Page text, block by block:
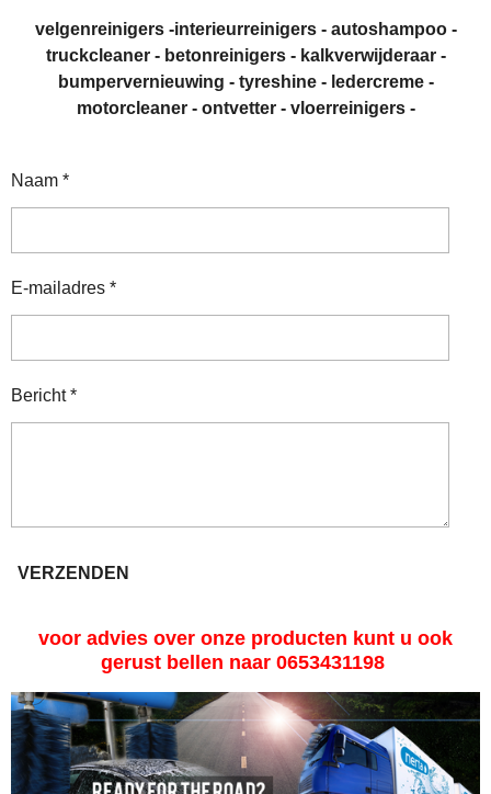
velgenreinigers -interieurreinigers - autoshampoo -
truckcleaner - betonreinigers - kalkverwijderaar -
bumpervernieuwing - tyreshine - ledercreme -
motorcleaner - ontvetter - vloerreinigers -
Naam *
E-mailadres *
Bericht *
VERZENDEN
voor advies over onze producten kunt u ook
gerust bellen naar 0653431198